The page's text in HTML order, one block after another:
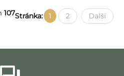
107Stránka: 1 2 Další